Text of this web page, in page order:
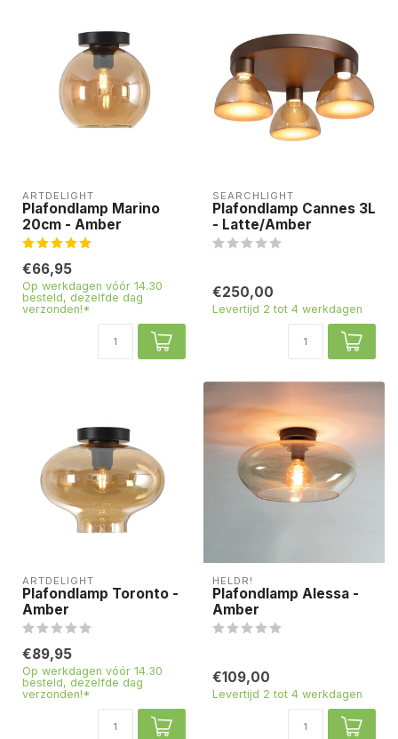
ARTDELIGHT
Plafondlamp Marino
20cm - Amber
€66,95
Op werkdagen vóór 14.30
besteld, dezelfde dag
verzonden!*
SEARCHLIGHT
Plafondlamp Cannes 3L
- Latte/Amber
€250,00
Levertijd 2 tot 4 werkdagen
ARTDELIGHT
Plafondlamp Toronto -
Amber
€89,95
Op werkdagen vóór 14.30
besteld, dezelfde dag
verzonden!*
HELDR!
Plafondlamp Alessa -
Amber
€109,00
Levertijd 2 tot 4 werkdagen